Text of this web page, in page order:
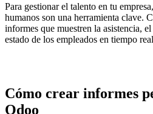
Para gestionar el talento en tu
humanos son una herramienta clave.
informes que muestren la asistencia,
estado de los empleados en tiempo
Cómo crear informes
Odoo